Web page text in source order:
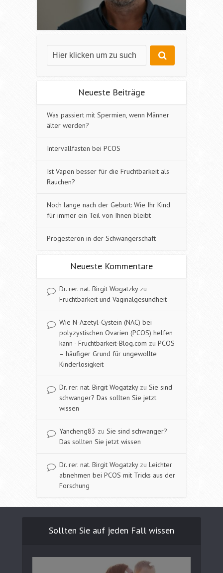
Neueste Beiträge
Was passiert mit Spermien, wenn Männer
älter werden?
Intervallfasten bei PCOS
Ist Vapen besser für die Fruchtbarkeit als
Rauchen?
Noch lange nach der Geburt: Wie Ihr Kind
für immer ein Teil von Ihnen bleibt
Progesteron in der Schwangerschaft
Neueste Kommentare
Dr. rer. nat. Birgit Wogatzkyzu
Fruchtbarkeit und Vaginalgesundheit
Wie N-Azetyl-Cystein (NAC) bei
polyzystischen Ovarien (PCOS) helfen
kann - Fruchtbarkeit-Blog.com zu PCOS
– häufiger Grund für ungewollte
Kinderlosigkeit
Dr. rer. nat. Birgit Wogatzkyzu Sie sind
schwanger? Das sollten Sie jetzt
wissen
Yancheng83 zu Sie sind schwanger?
Das sollten Sie jetzt wissen
Dr. rer. nat. Birgit Wogatzkyzu Leichter
abnehmen bei PCOS mit Tricks aus der
Forschung
Sollten Sie auf jeden Fall wissen